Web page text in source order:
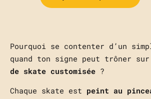
Pourquoi se contenter d’un
quand ton signe peut trôner sur
de skate customisée ?
Chaque skate est peint au